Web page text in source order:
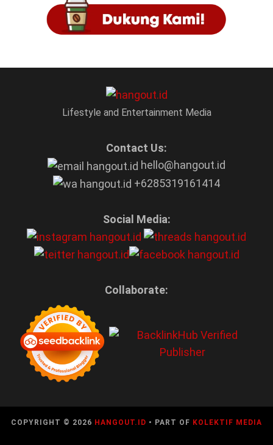
Lifestyle and Entertainment Media
Contact Us:
hello@hangout.id
+6285319161414
Social Media:
Collaborate:
COPYRIGHT © 2026 HANGOUT.ID • PART OF KOLEKTIF MEDIA